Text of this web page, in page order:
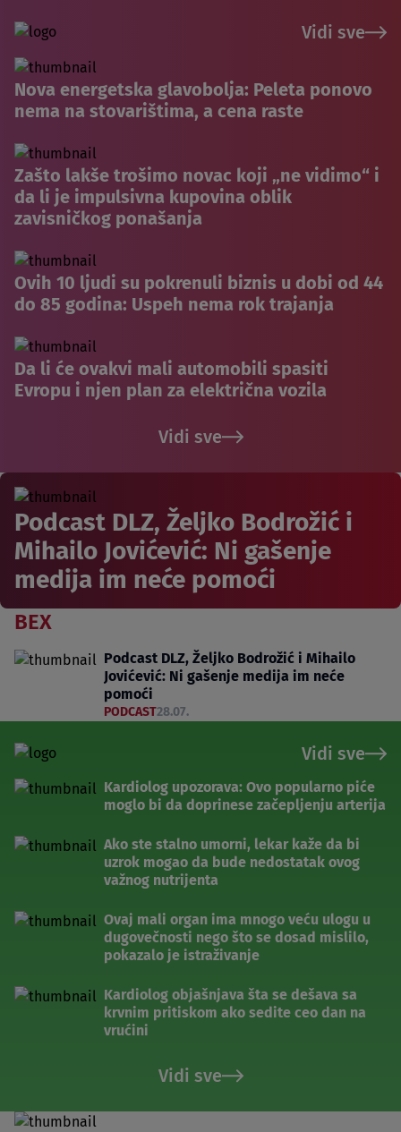
Vidi sve
Nova energetska glavobolja: Peleta ponovo
nema na stovarištima, a cena raste
Zašto lakše trošimo novac koji „ne vidimo“ i
da li je impulsivna kupovina oblik
zavisničkog ponašanja
Ovih 10 ljudi su pokrenuli biznis u dobi od 44
do 85 godina: Uspeh nema rok trajanja
Da li će ovakvi mali automobili spasiti
Evropu i njen plan za električna vozila
Vidi sve
Podcast DLZ, Željko Bodrožić i
Mihailo Jovićević: Ni gašenje
medija im neće pomoći
BEX
Podcast DLZ, Željko Bodrožić i Mihailo
Jovićević: Ni gašenje medija im neće
pomoći
PODCAST28.07.
Vidi sve
Kardiolog upozorava: Ovo popularno piće
moglo bi da doprinese začepljenju arterija
Ako ste stalno umorni, lekar kaže da bi
uzrok mogao da bude nedostatak ovog
važnog nutrijenta
Ovaj mali organ ima mnogo veću ulogu u
dugovečnosti nego što se dosad mislilo,
pokazalo je istraživanje
Kardiolog objašnjava šta se dešava sa
krvnim pritiskom ako sedite ceo dan na
vrućini
Vidi sve